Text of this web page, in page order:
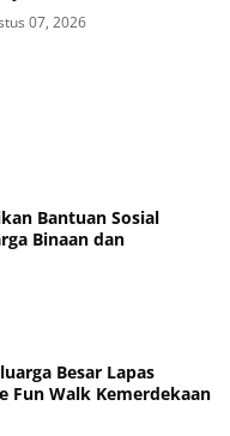
Literasi Hukum
Binaan
07, 2026
Bantuan Sosial
Binaan dan
Besar Lapas
Fun Walk Kemerdekaan